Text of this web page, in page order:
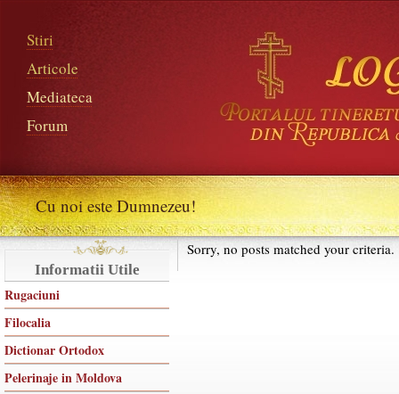
Stiri
Articole
Mediateca
Forum
Cu noi este Dumnezeu!
Informatii Utile
Rugaciuni
Filocalia
Dictionar Ortodox
Pelerinaje in Moldova
Sorry, no posts matched your criteria.